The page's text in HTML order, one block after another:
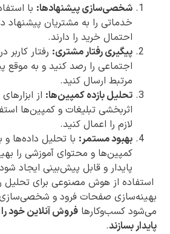
شخصی‌سازی پیشنهادها:
خدماتی را به مشتریان پیشنهاد
احتمال خرید را دارند.
پیگیری رفتار مشتری: رفتار
اجتماعی را رصد کنید و به موقع
مرتبط ارسال کنید.
تحلیل بازده کمپین‌ها:
اثربخشی تبلیغات و کمپین‌ها
لازم را اعمال کنید.
بهبود مستمر: با تحلیل داده‌ها و
کمپین‌ها و محتوای آموزشی را
پایدار و قابل پیش‌بینی ایجاد
استفاده از هوش مصنوعی برای تحلیل
بهینه‌سازی صفحات فرود و
می‌شود کسب‌وکارها فروش آنلاین خود
پایدار بسازند.